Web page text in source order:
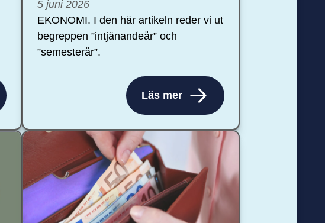
5 juni 2026
EKONOMI. I den här artikeln reder vi ut
begreppen ”intjänandeår” och
”semesterår”.
Läs mer